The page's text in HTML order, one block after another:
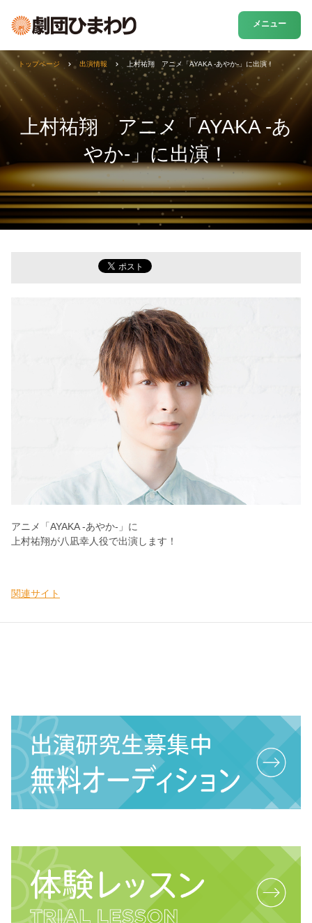
メニュー
上村祐翔 アニメ「AYAKA ‐あ
やか‐」に出演！
トップページ 出演情報 上村祐翔 アニメ「AYAKA ‐あやか‐」に出演！
アニメ「AYAKA ‐あやか‐」に
上村祐翔が八凪幸人役で出演します！
関連サイト